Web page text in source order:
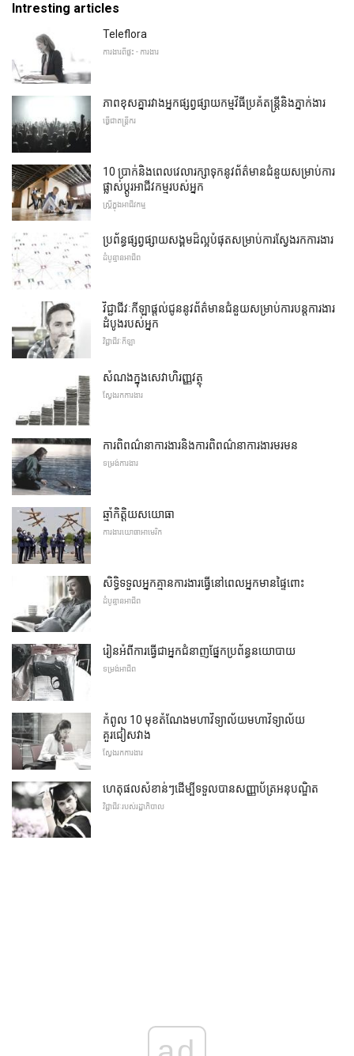
Intresting articles
Teleflora
ការងារពីផ្ទះ - ការងារ
ភាពខុសគ្នារវាងអ្នកផ្សព្វផ្សាយកម្មវិធីប្រគំតន្ត្រីនិងភ្នាក់ងារ
ធ្វើជាតន្ត្រីករ
10 ប្រាក់និងពេលវេលារក្សាទុកនូវព័ត៌មានជំនួយសម្រាប់ការ
ផ្លាស់ប្តូរអាជីវកម្មរបស់អ្នក
ស្ត្រីក្នុងអាជីវកម្ម
ប្រព័ន្ធផ្សព្វផ្សាយសង្គមដ៏ល្អបំផុតសម្រាប់ការស្វែងរកការងារ
ដំបូន្មានអាជីព
វិជ្ជាជីវៈកីឡាផ្តល់ជូននូវព័ត៌មានជំនួយសម្រាប់ការបន្តការងារ
ដំបូងរបស់អ្នក
វិជ្ជាជីវៈកីឡា
សំណងក្នុងសេវាហិរញ្ញវត្ថុ
ស្វែងរកការងារ
ការពិពណ៌នាការងារនិងការពិពណ៌នាការងារមរមន
ទម្រង់ការងារ
ឆ្មាំកិត្តិយសយោធា
ការងារយោធាអាមេរិក
សិទ្ធិទទួលអ្នកគ្មានការងារធ្វើនៅពេលអ្នកមានផ្ទៃពោះ
ដំបូន្មានអាជីព
រៀនអំពីការធ្វើជាអ្នកជំនាញផ្នែកប្រព័ន្ធនយោបាយ
ទម្រង់អាជីព
កំពូល 10 មុខតំណែងមហាវិទ្យាល័យមហាវិទ្យាល័យ
គួរជៀសវាង
ស្វែងរកការងារ
ហេតុផលសំខាន់ៗដើម្បីទទួលបានសញ្ញាប័ត្រអនុបណ្ឌិត
វិជ្ជាជីវៈរបស់រដ្ឋាភិបាល